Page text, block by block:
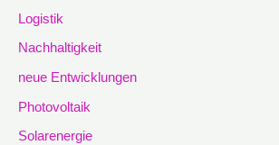
Logistik
Nachhaltigkeit
neue Entwicklungen
Photovoltaik
Solarenergie